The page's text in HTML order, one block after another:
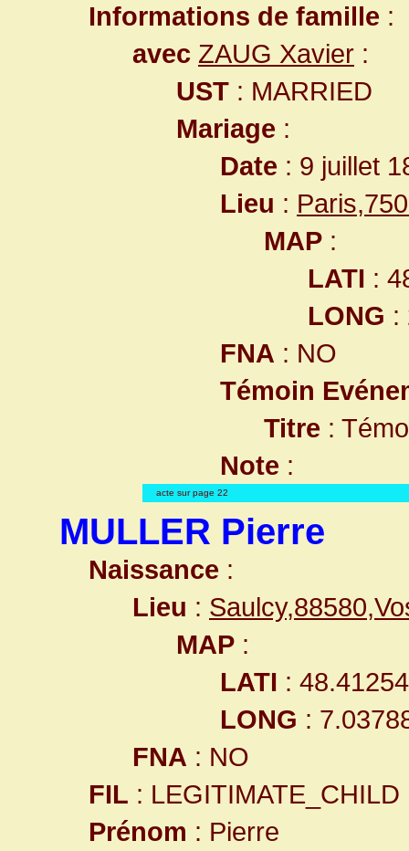
Informations de famille :
avec ZAUG Xavier :
UST : MARRIED
Mariage :
Date : 9 juillet
Lieu :
MAP :
LATI :
LONG :
FNA : NO
Témoin
Titre :
Note :
acte sur page 22
MULLER Pierre
Naissance :
Lieu :
MAP :
LATI :
LONG :
FNA : NO
FIL : LEGITIMATE_CHILD
Prénom : Pierre